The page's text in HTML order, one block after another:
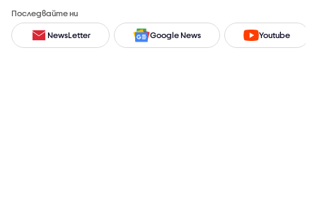
Последвайте ни
NewsLetter Google News Youtube